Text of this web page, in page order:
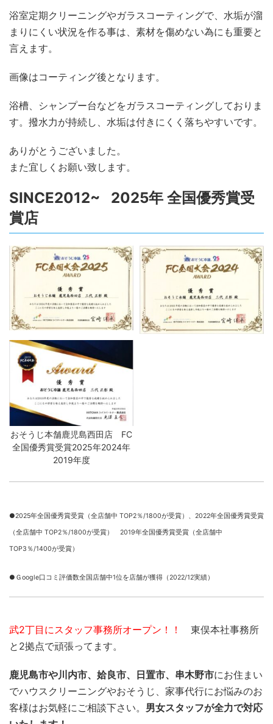
浴室定期クリーニングやガラスコーティングで、水垢が溜
まりにくい状況を作る事は、素材を傷めない為にも重要と
言えます。
画像はコーティング後となります。
浴槽、シャンプー台などをガラスコーティングしておりま
す。撥水力が持続し、水垢は付きにくく落ちやすいです。
ありがとうございました。
また宜しくお願い致します。
SINCE2012~ 2025年 全国優秀賞受
賞店
おそうじ本舗鹿児島西田店 FC
全国優秀賞受賞2025年2024年
2019年度
●2025年全国優秀賞受賞（全店舗中 TOP2％/1800が受賞）、 2022年全国優秀賞受賞
（全店舗中 TOP2％/1800が受賞） 2019年全国優秀賞受賞（全店舗中
TOP3％/1400が受賞）
●Ｇoogle口コミ評価数全国店舗中1位を店舗が獲得（2022/12実績）
武2丁目にスタッフ事務所オープン！！
東俣本社事務所
と2拠点で頑張ってます。
鹿児島市や川内市、姶良市、日置市、串木野市にお住まい
でハウスクリーニングやおそうじ、家事代行にお悩みのお
客様はお気軽にご相談下さい。 男女スタッフが全力で対応